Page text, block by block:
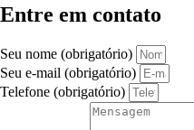
Entre em contato
Seu nome (obrigatório)
Seu e-mail (obrigatório)
Telefone (obrigatório)